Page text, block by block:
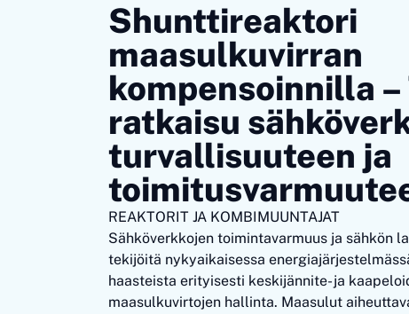
Shunttireaktori
maasulkuvirran
kompensoinnilla –
ratkaisu
turvallisuuteen ja
REAKTORIT JA KOMBIMUUNTAJAT
Sähköverkkojen toimintavarmuus ja sähkön
tekijöitä nykyaikaisessa
haasteista erityisesti keskijännite- ja
maasulkuvirtojen hallinta. Maasulut